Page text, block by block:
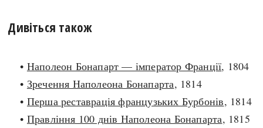
Дивіться також
• Наполеон Бонапарт — імператор Франції, 1804
• Зречення Наполеона Бонапарта, 1814
• Перша реставрація французьких Бурбонів, 1814
• Правління 100 днів Наполеона Бонапарта, 1815